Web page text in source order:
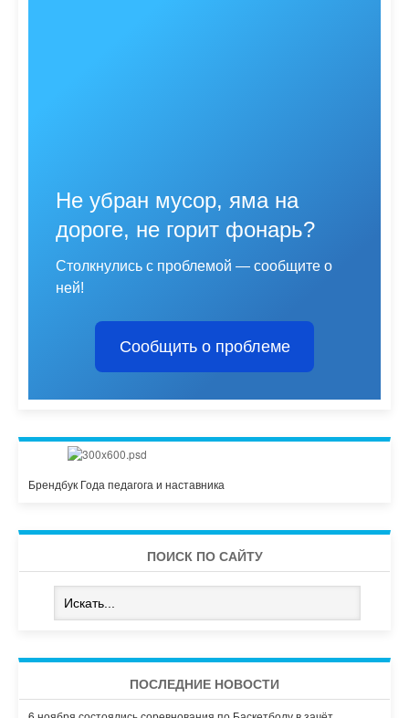
Не убран мусор, яма на
дороге, не горит фонарь?
Столкнулись с проблемой — сообщите о
ней!
Сообщить о проблеме
Брендбук Года педагога и наставника
ПОИСК ПО САЙТУ
ПОСЛЕДНИЕ НОВОСТИ